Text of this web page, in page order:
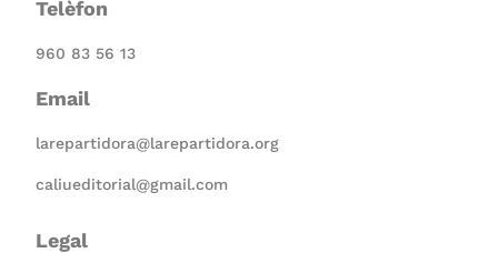
Telèfon
960 83 56 13
Email
larepartidora@larepartidora.org
caliueditorial@gmail.com
Legal